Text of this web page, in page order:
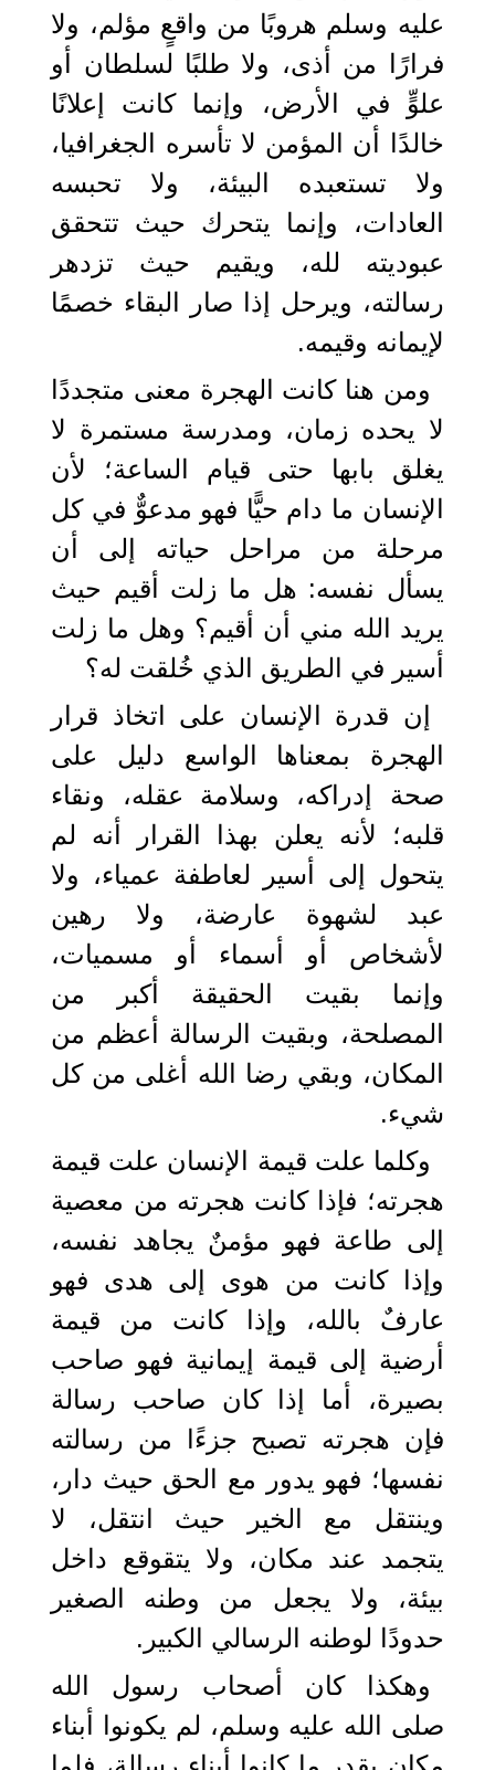
عليه وسلم هروبًا من واقعٍ مؤلم، ولا
فرارًا من أذى، ولا طلبًا لسلطان أو
علوٍّ في الأرض، وإنما كانت إعلانًا
خالدًا أن المؤمن لا تأسره الجغرافيا،
ولا تستعبده البيئة، ولا تحبسه
العادات، وإنما يتحرك حيث تتحقق
عبوديته لله، ويقيم حيث تزدهر
رسالته، ويرحل إذا صار البقاء خصمًا
لإيمانه وقيمه.
ومن هنا كانت الهجرة معنى متجددًا
لا يحده زمان، ومدرسة مستمرة لا
يغلق بابها حتى قيام الساعة؛ لأن
الإنسان ما دام حيًّا فهو مدعوٌّ في كل
مرحلة من مراحل حياته إلى أن
يسأل نفسه: هل ما زلت أقيم حيث
يريد الله مني أن أقيم؟ وهل ما زلت
أسير في الطريق الذي خُلقت له؟
إن قدرة الإنسان على اتخاذ قرار
الهجرة بمعناها الواسع دليل على
صحة إدراكه، وسلامة عقله، ونقاء
قلبه؛ لأنه يعلن بهذا القرار أنه لم
يتحول إلى أسير لعاطفة عمياء، ولا
عبد لشهوة عارضة، ولا رهين
لأشخاص أو أسماء أو مسميات،
وإنما بقيت الحقيقة أكبر من
المصلحة، وبقيت الرسالة أعظم من
المكان، وبقي رضا الله أغلى من كل
شيء.
وكلما علت قيمة الإنسان علت قيمة
هجرته؛ فإذا كانت هجرته من معصية
إلى طاعة فهو مؤمنٌ يجاهد نفسه،
وإذا كانت من هوى إلى هدى فهو
عارفٌ بالله، وإذا كانت من قيمة
أرضية إلى قيمة إيمانية فهو صاحب
بصيرة، أما إذا كان صاحب رسالة
فإن هجرته تصبح جزءًا من رسالته
نفسها؛ فهو يدور مع الحق حيث دار،
وينتقل مع الخير حيث انتقل، لا
يتجمد عند مكان، ولا يتقوقع داخل
بيئة، ولا يجعل من وطنه الصغير
حدودًا لوطنه الرسالي الكبير.
وهكذا كان أصحاب رسول الله
صلى الله عليه وسلم، لم يكونوا أبناء